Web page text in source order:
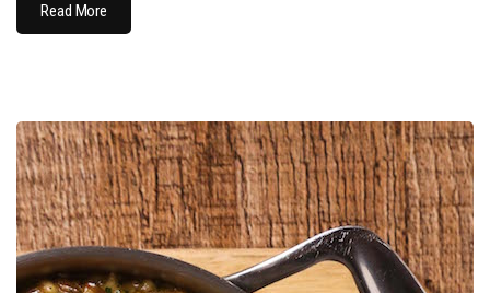
Read More